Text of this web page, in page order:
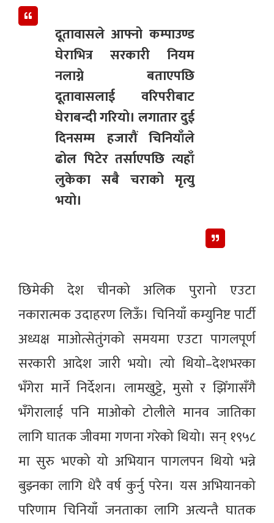
दूतावासले आफ्नो कम्पाउण्ड
घेराभित्र सरकारी नियम
नलाग्ने बताएपछि
दूतावासलाई वरिपरीबाट
घेराबन्दी गरियो। लगातार दुई
दिनसम्म हजारौं चिनियाँले
ढोल पिटेर तर्साएपछि त्यहाँ
लुकेका सबै चराको मृत्यु
भयो।
छिमेकी देश चीनको अलिक पुरानो एउटा
नकारात्मक उदाहरण लिऊँ। चिनियाँ कम्युनिष्ट पार्टी
अध्यक्ष माओत्सेतुंगको समयमा एउटा पागलपूर्ण
सरकारी आदेश जारी भयो। त्यो थियो–देशभरका
भँगेरा मार्ने निर्देशन। लामखुट्टे, मुसो र झिँगासँगै
भँगेरालाई पनि माओको टोलीले मानव जातिका
लागि घातक जीवमा गणना गरेको थियो। सन् १९५८
मा सुरु भएको यो अभियान पागलपन थियो भन्ने
बुझ्नका लागि धेरै वर्ष कुर्नु परेन। यस अभियानको
परिणाम चिनियाँ जनताका लागि अत्यन्तै घातक